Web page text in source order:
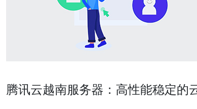
腾讯云越南服务器：高性能稳定的